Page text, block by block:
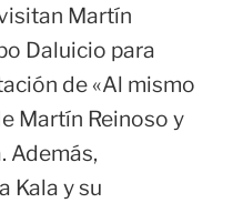
Martín
Daluicio para
de «Al mismo
Martín Reinoso y
Además,
Kala y su